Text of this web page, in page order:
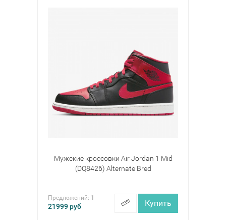
Мужские кроссовки Air Jordan 1 Mid
(DQ8426) Alternate Bred
Предложений: 1
21999руб Купить